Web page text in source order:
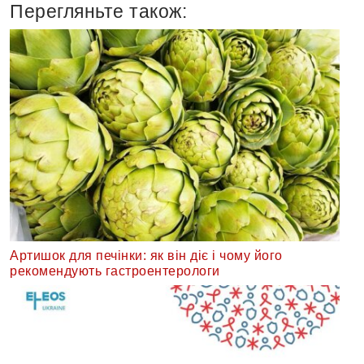
Перегляньте також:
Артишок для печінки: як він діє і чому його
рекомендують гастроентерологи